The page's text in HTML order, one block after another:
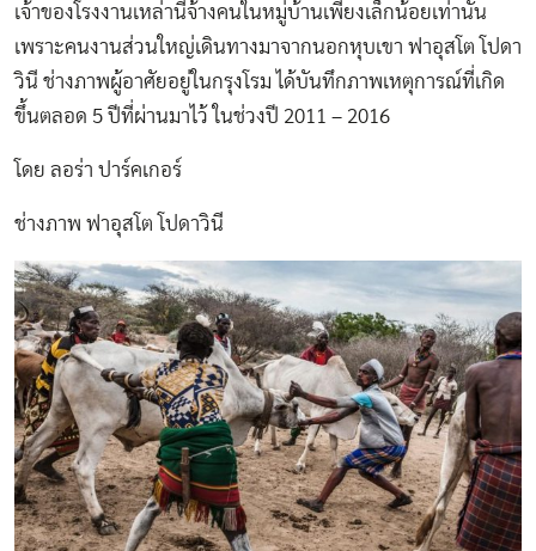
เจ้าของโรงงานเหล่านี้จ้างคนในหมู่บ้านเพียงเล็กน้อยเท่านั้น
เพราะคนงานส่วนใหญ่เดินทางมาจากนอกหุบเขา ฟาอุสโต โปดา
วินี ช่างภาพผู้อาศัยอยู่ในกรุงโรม ได้บันทึกภาพเหตุการณ์ที่เกิด
ขึ้นตลอด 5 ปีที่ผ่านมาไว้ ในช่วงปี 2011 – 2016
โดย ลอร่า ปาร์คเกอร์
ช่างภาพ ฟาอุสโต โปดาวินี